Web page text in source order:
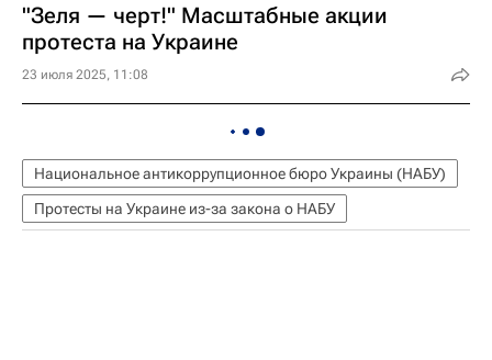
"Зеля — черт!" Масштабные акции
протеста на Украине
23 июля 2025, 11:08
Национальное антикоррупционное бюро Украины (НАБУ)
Протесты на Украине из-за закона о НАБУ